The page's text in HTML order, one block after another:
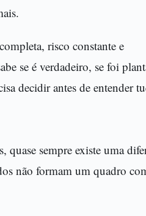
risco constante e
se é verdadeiro, se foi
decidir antes de entender
quase sempre existe uma
não formam um quadro